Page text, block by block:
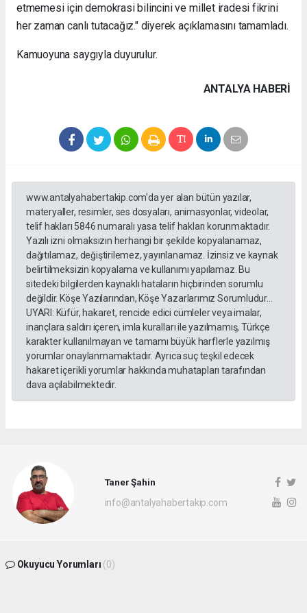
etmemesi için demokrasi bilincini ve millet iradesi fikrini
her zaman canlı tutacağız." diyerek açıklamasını tamamladı.
Kamuoyuna saygıyla duyurulur.
ANTALYA HABERİ
www.antalyahabertakip.com'da yer alan bütün yazılar,
materyaller, resimler, ses dosyaları, animasyonlar, videolar,
telif hakları 5846 numaralı yasa telif hakları korunmaktadır.
Yazılı izni olmaksızın herhangi bir şekilde kopyalanamaz,
dağıtılamaz, değiştirilemez, yayınlanamaz. İzinsiz ve kaynak
belirtilmeksizin kopyalama ve kullanımı yapılamaz. Bu
sitedeki bilgilerden kaynaklı hataların hiçbirinden sorumlu
değildir. Köşe Yazılarından, Köşe Yazarlarımız Sorumludur...
UYARI: Küfür, hakaret, rencide edici cümleler veya imalar,
inançlara saldırı içeren, imla kuralları ile yazılmamış, Türkçe
karakter kullanılmayan ve tamamı büyük harflerle yazılmış
yorumlar onaylanmamaktadır. Ayrıca suç teşkil edecek
hakaret içerikli yorumlar hakkında muhatapları tarafından
dava açılabilmektedir.
Taner Şahin
info@antalyahabertakip.com
Okuyucu Yorumları (0)